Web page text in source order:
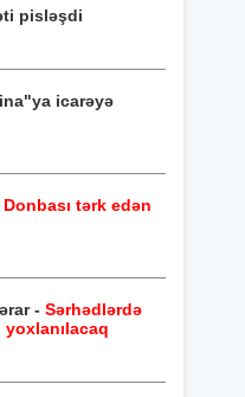
pisləşdi
icarəyə
tərk edən
- Sərhədlərdə